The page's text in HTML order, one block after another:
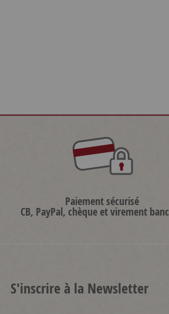
Paiement sécurisé
CB, PayPal, chèque et virement
S'inscrire à la Newsletter